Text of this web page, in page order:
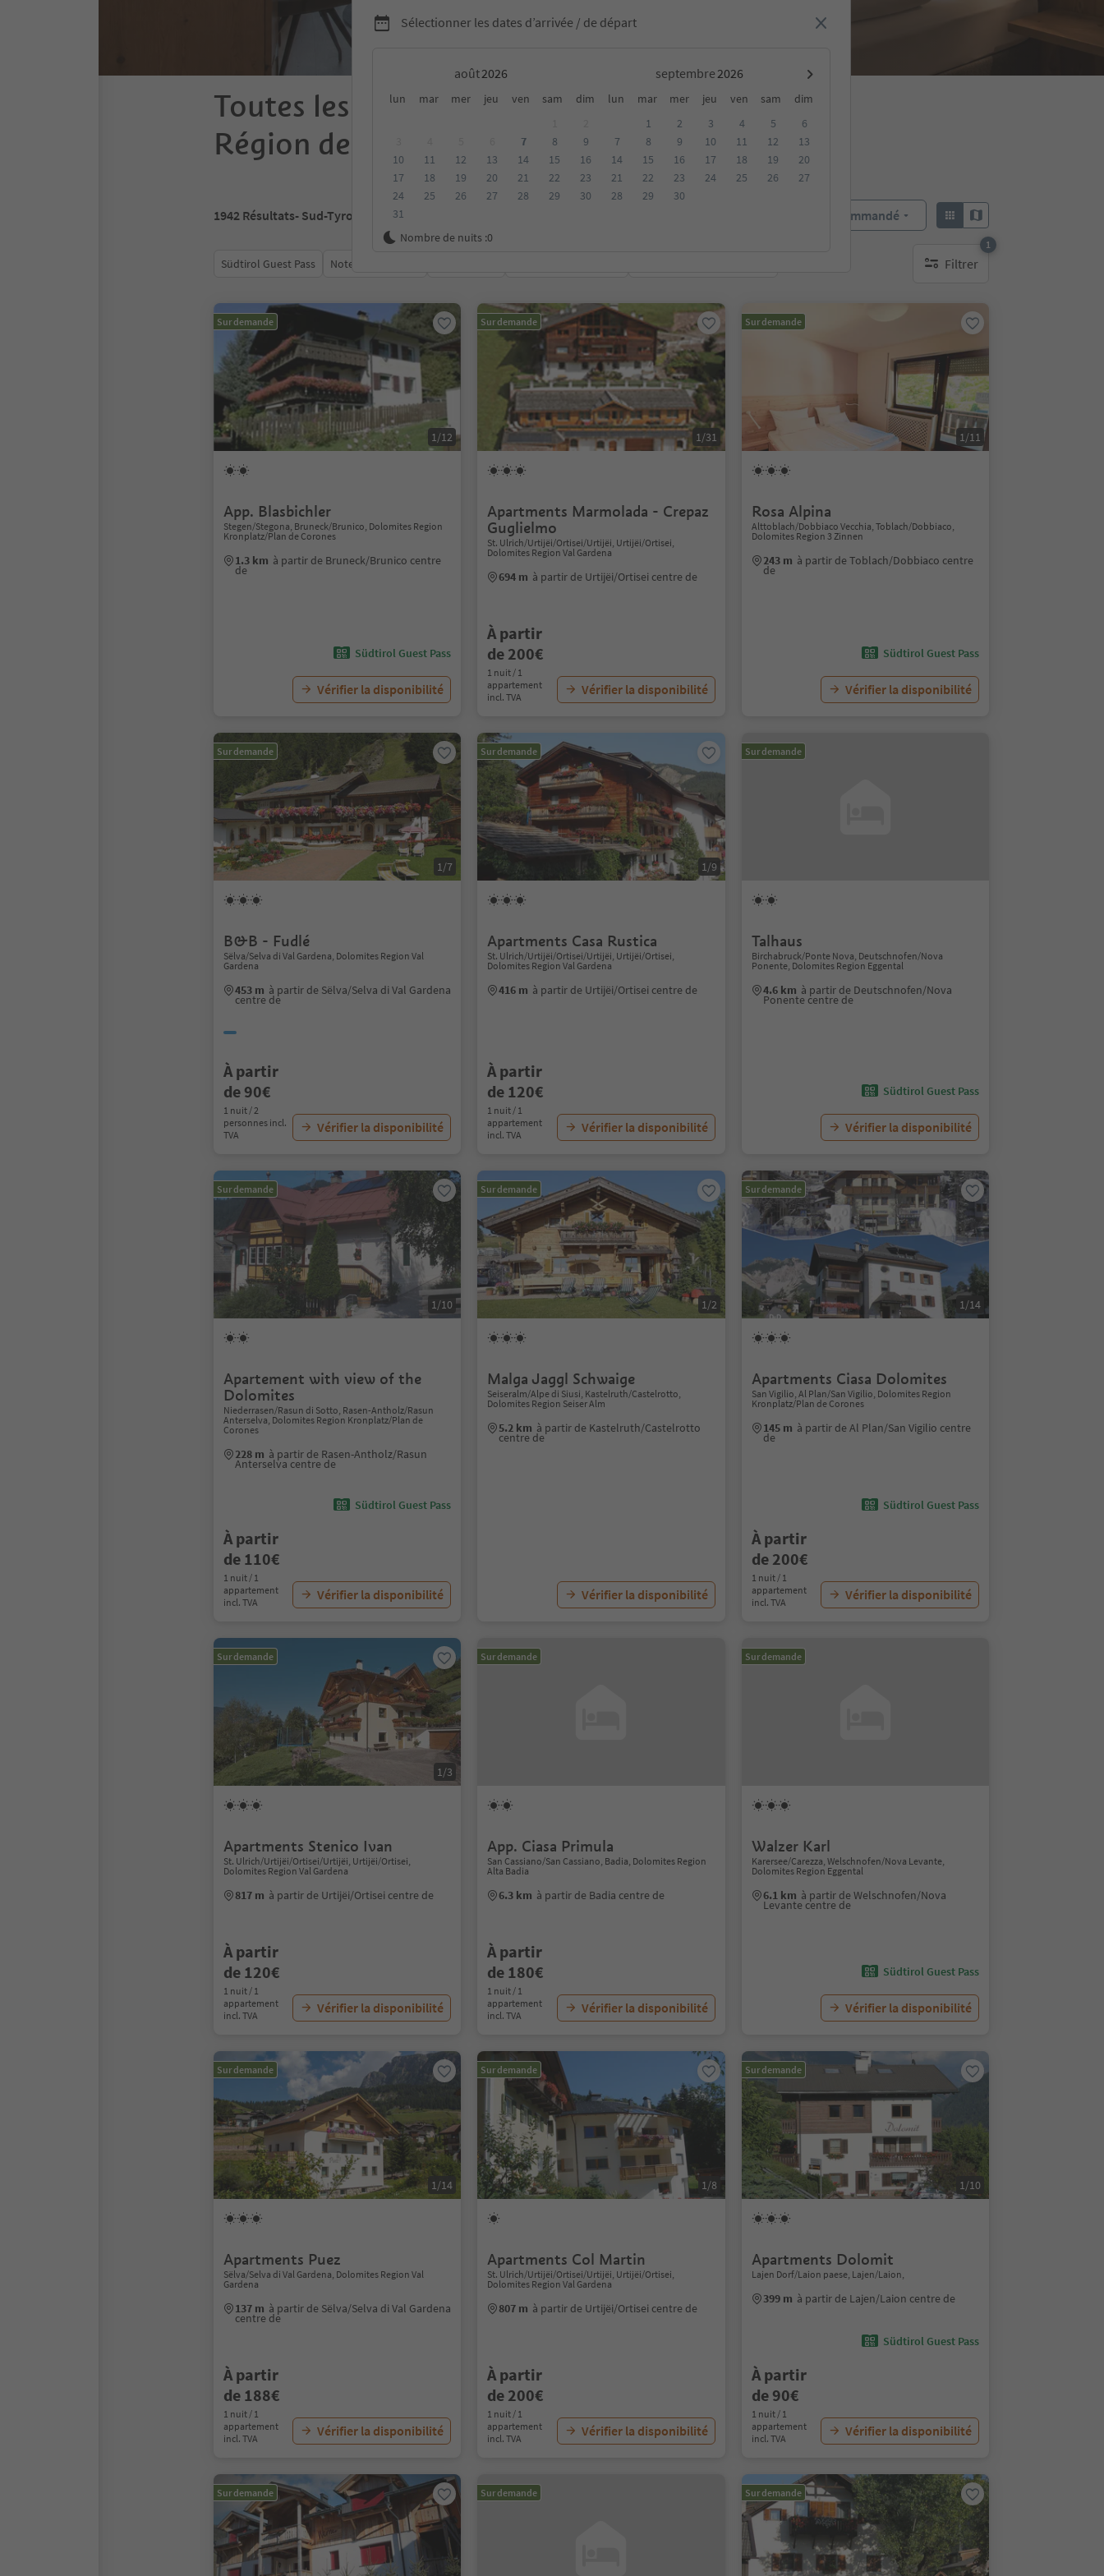
Sélectionner les dates d’arrivée / de départ
août septembre
lun mar mer jeu ven sam dim lun mar mer jeu ven sam
dim
7 8
9
10
11 12 13 14 15
16
17
18 19 20 21 22
23
24
25 26 27 28 29
30
31
1 2 3 4 5
6
7
8 9 10 11 12
13
14
15 16 17 18 19
20
21
22 23 24 25 26
27
28
29 30
Nombre de nuits :0
Toutes les chambres d'hôtes dans la
Région des Dolomites
1942 Résultats- Sud-Tyrol Recommandé
Südtirol Guest Pass Note moyenne Filtrer
1
1 filtre actif
Sur demande
1/12
App. Blasbichler
Stegen/Stegona, Bruneck/Brunico, Dolomites Region
Kronplatz/Plan de Corones
1.3 km à partir de Bruneck/Brunico centre
de
Südtirol Guest Pass
Vérifier la disponibilité
Sur demande
1/31
Apartments Marmolada - Crepaz
Guglielmo
St. Ulrich/Urtijëi/Ortisei/Urtijëi, Urtijëi/Ortisei,
Dolomites Region Val Gardena
694 m à partir de Urtijëi/Ortisei centre de
À partir
de 200€
1 nuit / 1
appartement
incl. TVA
Vérifier la disponibilité
Sur demande
1/11
Rosa Alpina
Alttoblach/Dobbiaco Vecchia, Toblach/Dobbiaco,
Dolomites Region 3 Zinnen
243 m à partir de Toblach/Dobbiaco centre
de
Südtirol Guest Pass
Vérifier la disponibilité
Sur demande
1/7
B&B - Fudlé
Sëlva/Selva di Val Gardena, Dolomites Region Val
Gardena
453 m à partir de Sëlva/Selva di Val Gardena
centre de
À partir
de 90€
1 nuit / 2
personnes incl.
TVA
Vérifier la disponibilité
Sur demande
1/9
Apartments Casa Rustica
St. Ulrich/Urtijëi/Ortisei/Urtijëi, Urtijëi/Ortisei,
Dolomites Region Val Gardena
416 m à partir de Urtijëi/Ortisei centre de
À partir
de 120€
1 nuit / 1
appartement
incl. TVA
Vérifier la disponibilité
Sur demande
Talhaus
Birchabruck/Ponte Nova, Deutschnofen/Nova
Ponente, Dolomites Region Eggental
4.6 km à partir de Deutschnofen/Nova
Ponente centre de
Südtirol Guest Pass
Vérifier la disponibilité
Sur demande
1/10
Apartement with view of the
Dolomites
Niederrasen/Rasun di Sotto, Rasen-Antholz/Rasun
Anterselva, Dolomites Region Kronplatz/Plan de
Corones
228 m à partir de Rasen-Antholz/Rasun
Anterselva centre de
Südtirol Guest Pass
À partir
de 110€
1 nuit / 1
appartement
incl. TVA
Vérifier la disponibilité
Sur demande
1/2
Malga Jaggl Schwaige
Seiseralm/Alpe di Siusi, Kastelruth/Castelrotto,
Dolomites Region Seiser Alm
5.2 km à partir de Kastelruth/Castelrotto
centre de
Vérifier la disponibilité
Sur demande
1/14
Apartments Ciasa Dolomites
San Vigilio, Al Plan/San Vigilio, Dolomites Region
Kronplatz/Plan de Corones
145 m à partir de Al Plan/San Vigilio centre
de
Südtirol Guest Pass
À partir
de 200€
1 nuit / 1
appartement
incl. TVA
Vérifier la disponibilité
Sur demande
1/3
Apartments Stenico Ivan
St. Ulrich/Urtijëi/Ortisei/Urtijëi, Urtijëi/Ortisei,
Dolomites Region Val Gardena
817 m à partir de Urtijëi/Ortisei centre de
À partir
de 120€
1 nuit / 1
appartement
incl. TVA
Vérifier la disponibilité
Sur demande
App. Ciasa Primula
San Cassiano/San Cassiano, Badia, Dolomites Region
Alta Badia
6.3 km à partir de Badia centre de
À partir
de 180€
1 nuit / 1
appartement
incl. TVA
Vérifier la disponibilité
Sur demande
Walzer Karl
Karersee/Carezza, Welschnofen/Nova Levante,
Dolomites Region Eggental
6.1 km à partir de Welschnofen/Nova
Levante centre de
Südtirol Guest Pass
Vérifier la disponibilité
Sur demande
1/14
Apartments Puez
Sëlva/Selva di Val Gardena, Dolomites Region Val
Gardena
137 m à partir de Sëlva/Selva di Val Gardena
centre de
À partir
de 188€
1 nuit / 1
appartement
incl. TVA
Vérifier la disponibilité
Sur demande
1/8
Apartments Col Martin
St. Ulrich/Urtijëi/Ortisei/Urtijëi, Urtijëi/Ortisei,
Dolomites Region Val Gardena
807 m à partir de Urtijëi/Ortisei centre de
À partir
de 200€
1 nuit / 1
appartement
incl. TVA
Vérifier la disponibilité
Sur demande
1/10
Apartments Dolomit
Lajen Dorf/Laion paese, Lajen/Laion,
399 m à partir de Lajen/Laion centre de
Südtirol Guest Pass
À partir
de 90€
1 nuit / 1
appartement
incl. TVA
Vérifier la disponibilité
Sur demande Sur demande Sur demande